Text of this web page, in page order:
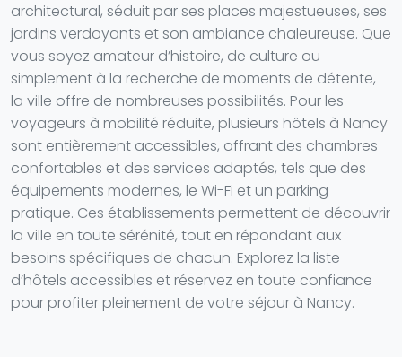
architectural, séduit par ses places majestueuses, ses
jardins verdoyants et son ambiance chaleureuse. Que
vous soyez amateur d’histoire, de culture ou
simplement à la recherche de moments de détente,
la ville offre de nombreuses possibilités. Pour les
voyageurs à mobilité réduite, plusieurs hôtels à Nancy
sont entièrement accessibles, offrant des chambres
confortables et des services adaptés, tels que des
équipements modernes, le Wi-Fi et un parking
pratique. Ces établissements permettent de découvrir
la ville en toute sérénité, tout en répondant aux
besoins spécifiques de chacun. Explorez la liste
d’hôtels accessibles et réservez en toute confiance
pour profiter pleinement de votre séjour à Nancy.